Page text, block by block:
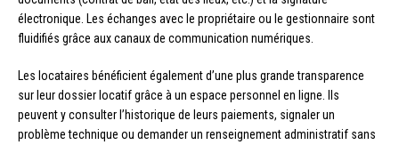
électronique. Les échanges avec le propriétaire ou le gestionnaire sont
fluidifiés grâce aux canaux de communication numériques.
Les locataires bénéficient également d’une plus grande transparence
sur leur dossier locatif grâce à un espace personnel en ligne. Ils
peuvent y consulter l’historique de leurs paiements, signaler un
problème technique ou demander un renseignement administratif sans